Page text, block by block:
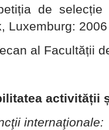
de
Luxemburg: 2006
al Facultății
activității
internaţionale: